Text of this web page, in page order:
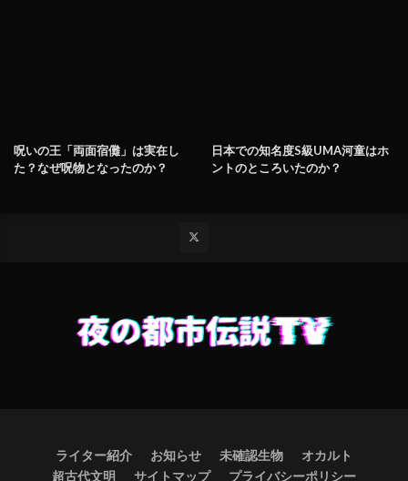
呪いの王「両面宿儺」は実在し
た？なぜ呪物となったのか？
日本での知名度S級UMA河童はホ
ントのところいたのか？
ライター紹介 お知らせ 未確認生物
オカルト
超古代文明
サイトマップ プライバシーポリシー